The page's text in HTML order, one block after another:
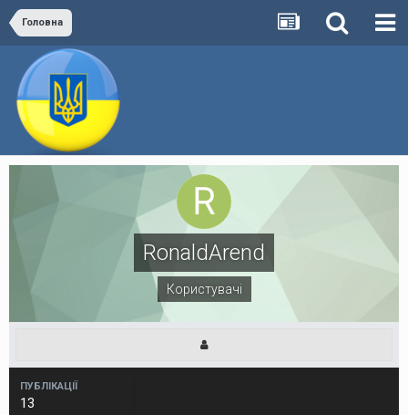
Головна
RonaldArend
Користувачі
ПУБЛІКАЦІЇ
13